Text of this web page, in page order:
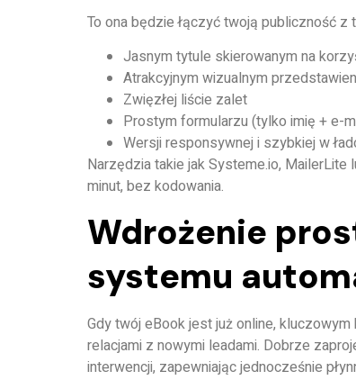
To ona będzie łączyć twoją publiczność
Jasnym tytule skierowanym na
Atrakcyjnym wizualnym
Zwięzłej liście zalet
Prostym formularzu (tylko imię + e-
Wersji responsywnej i szybkiej w
Narzędzia takie jakSysteme.io, MailerLite
minut, bez kodowania.
Wdrożenie
systemu
Gdy twój eBook jest już online,
relacjami z nowymi leadami. Dobrze
interwencji, zapewniając jednocześnie